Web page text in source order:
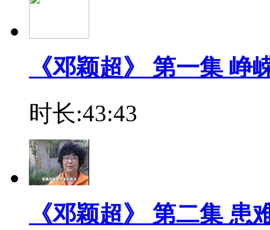
《邓颖超》 第一集 峥
时长:43:43
《邓颖超》 第二集 患